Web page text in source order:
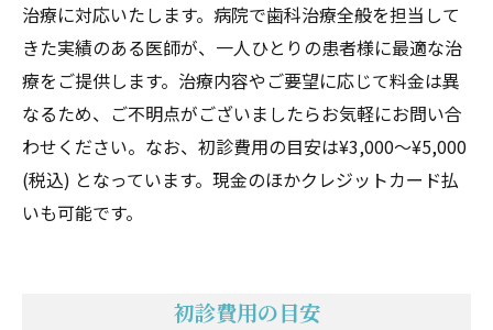
治療に対応いたします。病院で歯科治療全般を担当して
きた実績のある医師が、一人ひとりの患者様に最適な治
療をご提供します。治療内容やご要望に応じて料金は異
なるため、ご不明点がございましたらお気軽にお問い合
わせください。なお、初診費用の目安は¥3,000〜¥5,000
(税込) となっています。現金のほかクレジットカード払
いも可能です。
初診費用の目安